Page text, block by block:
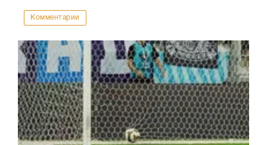
Комментарии